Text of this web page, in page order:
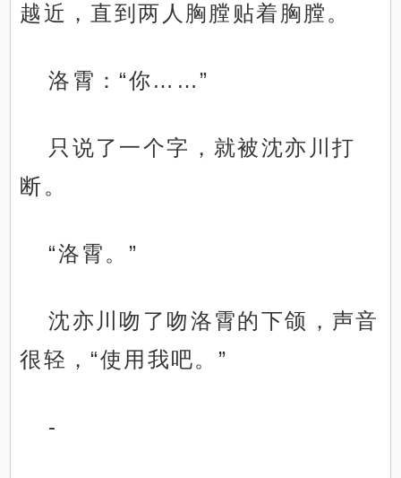
越近，直到两人胸膛贴着胸膛。
洛霄：“你……”
只说了一个字，就被沈亦川打
断。
“洛霄。”
沈亦川吻了吻洛霄的下颌，声音
很轻，“使用我吧。”
-